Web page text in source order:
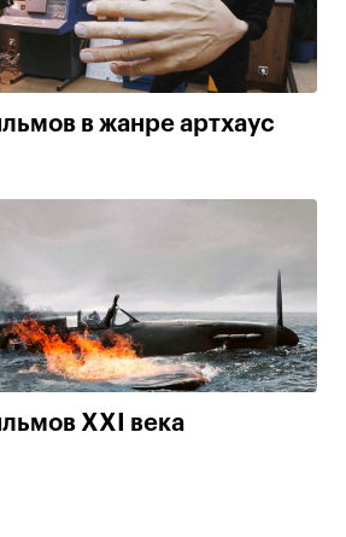
в жанре артхаус
XXI века